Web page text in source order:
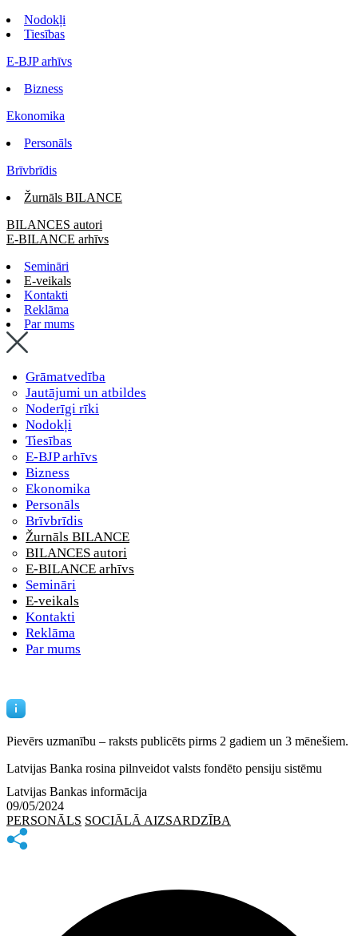
Nodokļi
Tiesības
E-BJP arhīvs
Bizness
Ekonomika
Personāls
Brīvbrīdis
Žurnāls BILANCE
BILANCES autori
E-BILANCE arhīvs
Semināri
E-veikals
Kontakti
Reklāma
Par mums
Grāmatvedība
Jautājumi un atbildes
Noderīgi rīki
Nodokļi
Tiesības
E-BJP arhīvs
Bizness
Ekonomika
Personāls
Brīvbrīdis
Žurnāls BILANCE
BILANCES autori
E-BILANCE arhīvs
Semināri
E-veikals
Kontakti
Reklāma
Par mums
Pievērs uzmanību – raksts publicēts pirms 2 gadiem un 3 mēnešiem.
Latvijas Banka rosina pilnveidot valsts fondēto pensiju sistēmu
Latvijas Bankas informācija
09/05/2024
PERSONĀLS SOCIĀLĀ AIZSARDZĪBA